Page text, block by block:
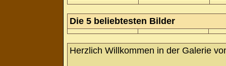
Die 5 beliebtesten Bilder
Herzlich Willkommen in der Galerie